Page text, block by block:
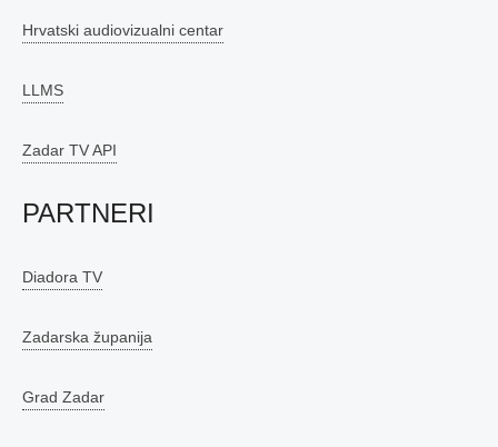
Hrvatski audiovizualni centar
LLMS
Zadar TV API
PARTNERI
Diadora TV
Zadarska županija
Grad Zadar